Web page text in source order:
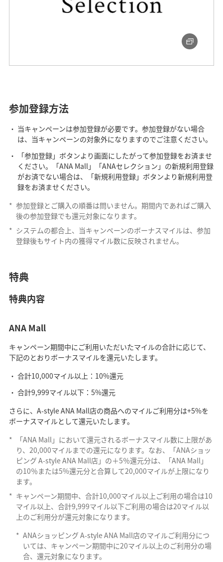
参加登録方法
当キャンペーンは参加登録が必要です。参加登録がない場合
は、当キャンペーンの対象外になりますのでご注意ください。
「参加登録」ボタンより画面にしたがって参加登録をお済ませ
ください。「ANA Mall」「ANAセレクション」の新規利用登録
がお済でない場合は、「新規利用登録」ボタンより新規利用登
録をお済ませください。
* 参加登録とご購入の順番は問いません。期間内であればご購入
後の参加登録でも還元対象になります。
* システムの都合上、当キャンペーンのボーナスマイルは、参加
登録後もサイト内の獲得マイル数に反映されません。
特典
特典内容
ANA Mall
キャンペーン期間中にご利用いただいたマイルの合計に応じて、
下記のとおりボーナスマイルを還元いたします。
合計10,000マイル以上：10%還元
合計9,999マイル以下：5%還元
さらに、A-style ANA Mall店の商品へのマイルご利用分は+5%を
ボーナスマイルとして還元いたします。
*
「ANA Mall」において還元されるボーナスマイル数に上限があ
り、20,000マイルまでの還元になります。なお、「ANAショッ
ピング A-style ANA Mall店」の＋5％還元分は、「ANA Mall」
の10％または5%還元分と合算して20,000マイルが上限になり
ます。
* キャンペーン期間中、合計10,000マイル以上ご利用の場合は10
マイル以上、合計9,999マイル以下ご利用の場合は20マイル以
上のご利用分が還元対象になります。
* ANAショッピング A-style ANA Mall店のマイルご利用分につ
いては、キャンペーン期間中に20マイル以上のご利用分の場
合、還元対象になります。